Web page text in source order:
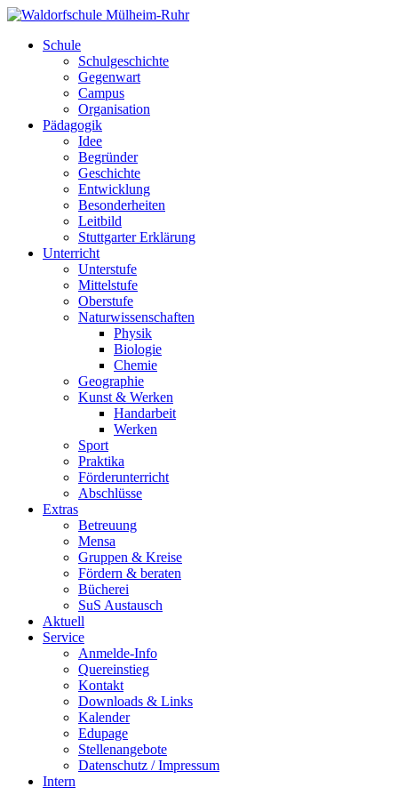
Schule
Schulgeschichte
Gegenwart
Campus
Organisation
Pädagogik
Idee
Begründer
Geschichte
Entwicklung
Besonderheiten
Leitbild
Stuttgarter Erklärung
Unterricht
Unterstufe
Mittelstufe
Oberstufe
Naturwissenschaften
Physik
Biologie
Chemie
Geographie
Kunst & Werken
Handarbeit
Werken
Sport
Praktika
Förderunterricht
Abschlüsse
Extras
Betreuung
Mensa
Gruppen & Kreise
Fördern & beraten
Bücherei
SuS Austausch
Aktuell
Service
Anmelde-Info
Quereinstieg
Kontakt
Downloads & Links
Kalender
Edupage
Stellenangebote
Datenschutz / Impressum
Intern